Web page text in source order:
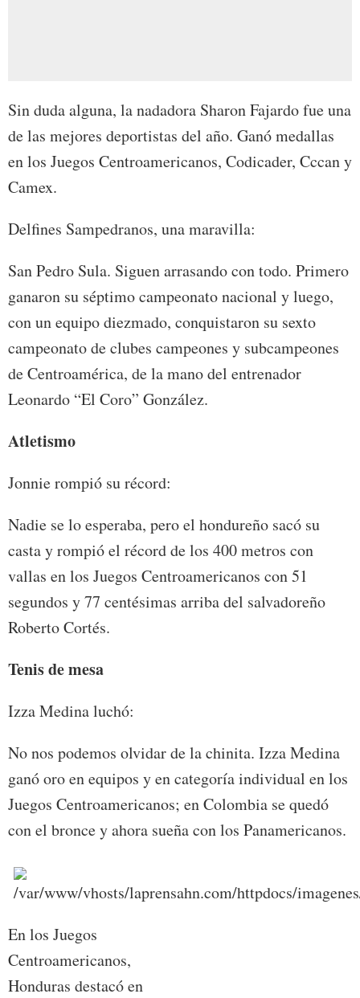
Sin duda alguna, la nadadora Sharon Fajardo fue una
de las mejores deportistas del año. Ganó medallas
en los Juegos Centroamericanos, Codicader, Cccan y
Camex.
Delfines Sampedranos, una maravilla:
San Pedro Sula. Siguen arrasando con todo. Primero
ganaron su séptimo campeonato nacional y luego,
con un equipo diezmado, conquistaron su sexto
campeonato de clubes campeones y subcampeones
de Centroamérica, de la mano del entrenador
Leonardo “El Coro” González.
Atletismo
Jonnie rompió su récord:
Nadie se lo esperaba, pero el hondureño sacó su
casta y rompió el récord de los 400 metros con
vallas en los Juegos Centroamericanos con 51
segundos y 77 centésimas arriba del salvadoreño
Roberto Cortés.
Tenis de mesa
Izza Medina luchó:
No nos podemos olvidar de la chinita. Izza Medina
ganó oro en equipos y en categoría individual en los
Juegos Centroamericanos; en Colombia se quedó
con el bronce y ahora sueña con los Panamericanos.
En los Juegos
Centroamericanos,
Honduras destacó en